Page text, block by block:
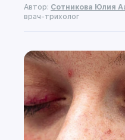
Автор: Сотникова Юлия
врач-трихолог